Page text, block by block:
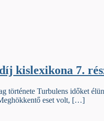
kislexikona 7.
Turbulens időket
eset volt, […]